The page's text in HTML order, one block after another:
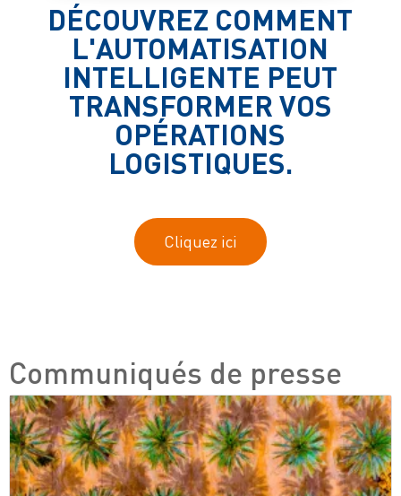
DÉCOUVREZ COMMENT
L'AUTOMATISATION
INTELLIGENTE PEUT
TRANSFORMER VOS
OPÉRATIONS
LOGISTIQUES.
Cliquez ici
Communiqués de presse